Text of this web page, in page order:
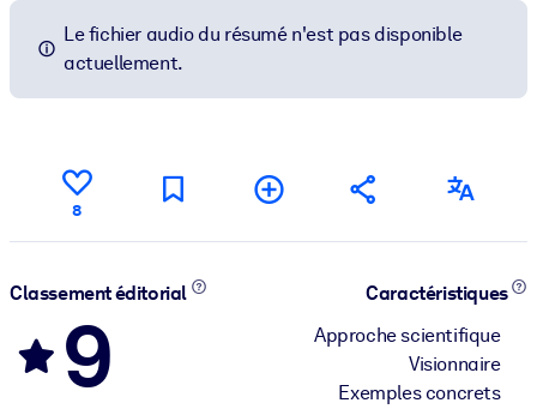
Le fichier audio du résumé n'est pas disponible
actuellement.
8
Classement éditorial
9
Caractéristiques
Approche scientifique
Visionnaire
Exemples concrets